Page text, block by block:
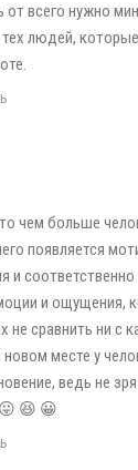
от всего нужно
людей,
чем больше
появляется
и
и ощущения,
не сравнить ни с
месте у
ведь не
😆 😀